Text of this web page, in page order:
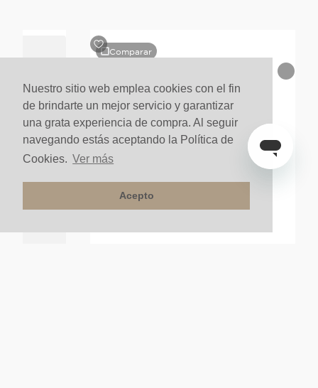
Nuestro sitio web emplea cookies con el fin
de brindarte un mejor servicio y garantizar
una grata experiencia de compra. Al seguir
navegando estás aceptando la Política de
Cookies. Ver más
Acepto
Comparar